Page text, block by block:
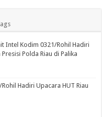
Intel Kodim 0321/Rohil Hadiri
Polda Riau di Palika
Hadiri Upacara HUT Riau